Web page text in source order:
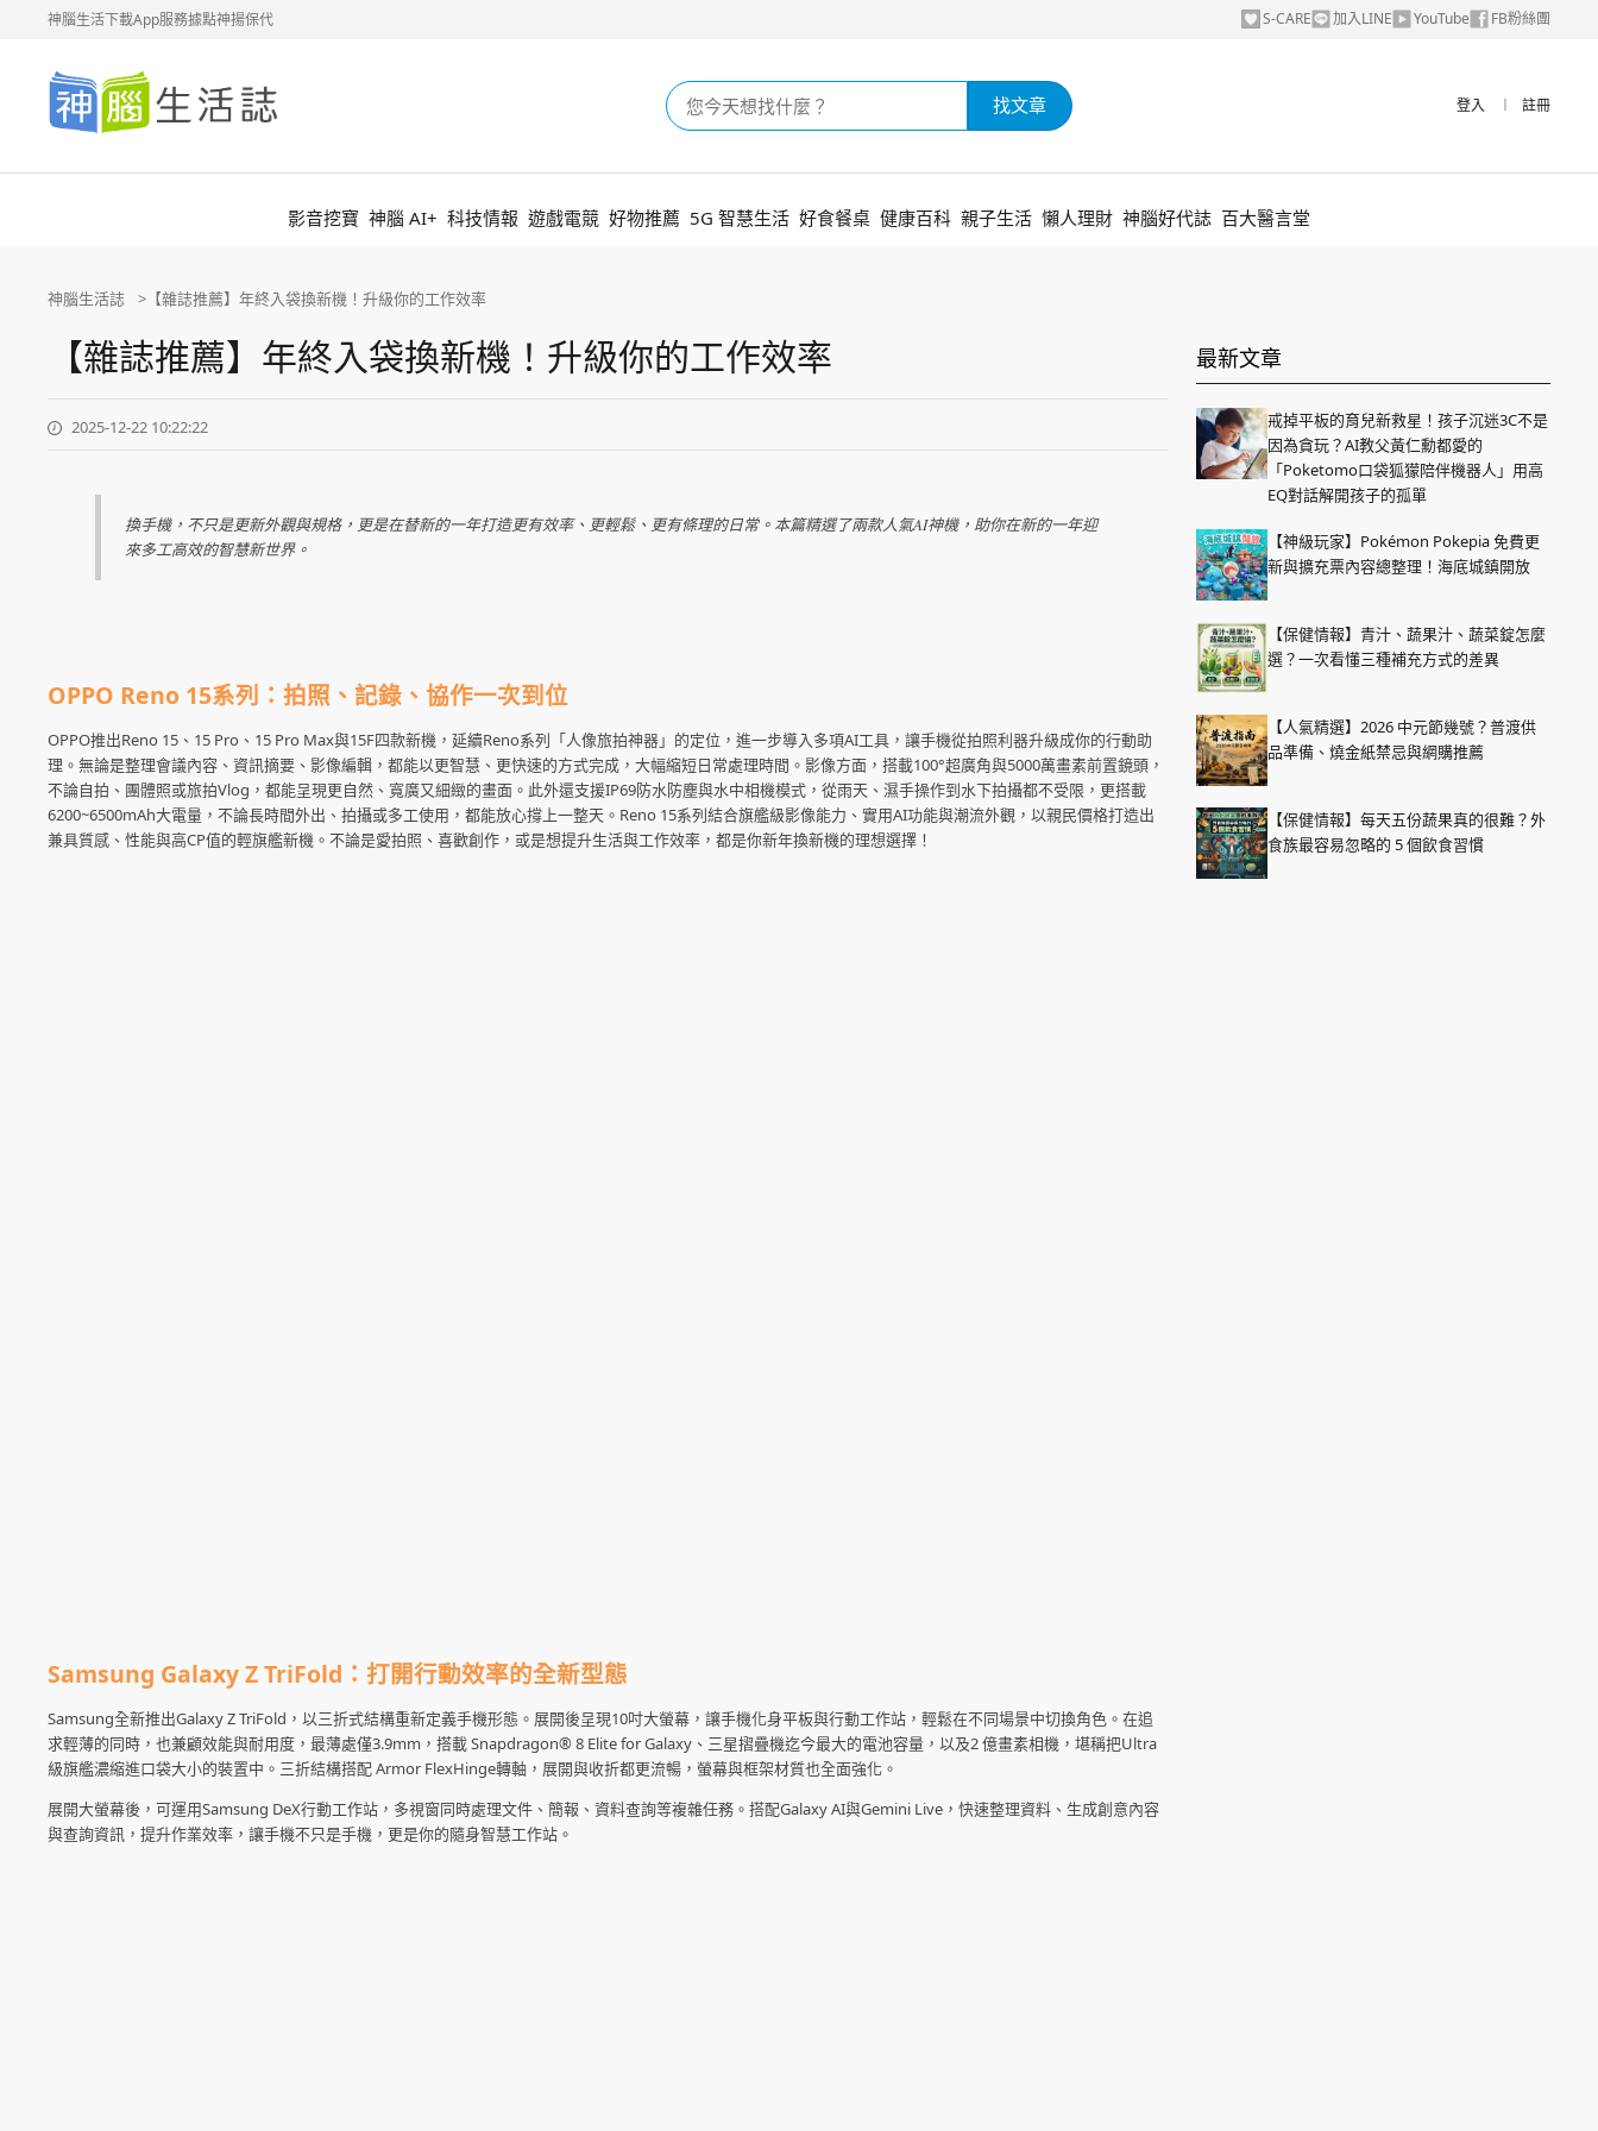
神腦生活下載App服務據點神揚保代 S-CARE 加入LINE YouTube FB粉絲團
神
腦
生
活
登入 ︱ 註冊
找文章
影音挖寶 神腦 AI+ 科技情報 遊戲電競 好物推薦 5G 智慧生活 好食餐桌 健康百科 親子生活 懶人理財 神腦好代誌 百大醫言堂
神腦生活誌 【雜誌推薦】年終入袋換新機！升級你的工作效率
【雜誌推薦】年終入袋換新機！升級你的工作效率
2025-12-22 10:22:22
換手機，不只是更新外觀與規格，更是在替新的一年打造更有效率、更輕鬆、更有條理的日常。本篇精選了兩款人氣AI神機，助你在新的一年迎
來多工高效的智慧新世界。
OPPO Reno 15系列：拍照、記錄、協作一次到位
OPPO推出Reno 15、15 Pro、15 Pro Max與15F四款新機，延續Reno系列「人像旅拍神器」的定位，進一步導入多項AI工具，讓手機從拍照利器升級成你的行動助
理。無論是整理會議內容、資訊摘要、影像編輯，都能以更智慧、更快速的方式完成，大幅縮短日常處理時間。影像方面，搭載100°超廣角與5000萬畫素前置鏡頭，
不論自拍、團體照或旅拍Vlog，都能呈現更自然、寬廣又細緻的畫面。此外還支援IP69防水防塵與水中相機模式，從雨天、濕手操作到水下拍攝都不受限，更搭載
6200~6500mAh大電量，不論長時間外出、拍攝或多工使用，都能放心撐上一整天。Reno 15系列結合旗艦級影像能力、實用AI功能與潮流外觀，以親民價格打造出
兼具質感、性能與高CP值的輕旗艦新機。不論是愛拍照、喜歡創作，或是想提升生活與工作效率，都是你新年換新機的理想選擇！
Samsung Galaxy Z TriFold ：打開行動效率的全新型態
Samsung全新推出Galaxy Z TriFold，以三折式結構重新定義手機形態。展開後呈現10吋大螢幕，讓手機化身平板與行動工作站，輕鬆在不同場景中切換角色。在追
求輕薄的同時，也兼顧效能與耐用度，最薄處僅3.9mm，搭載 Snapdragon® 8 Elite for Galaxy、三星摺疊機迄今最大的電池容量，以及2 億畫素相機，堪稱把Ultra
級旗艦濃縮進口袋大小的裝置中。三折結構搭配 Armor FlexHinge轉軸，展開與收折都更流暢，螢幕與框架材質也全面強化。
展開大螢幕後，可運用Samsung DeX行動工作站，多視窗同時處理文件、簡報、資料查詢等複雜任務。搭配Galaxy AI與Gemini Live，快速整理資料、生成創意內容
與查詢資訊，提升作業效率，讓手機不只是手機，更是你的隨身智慧工作站。
最新文章
戒掉平板的育兒新救星！孩子沉迷3C不是
因為貪玩？AI教父黃仁勳都愛的
「Poketomo口袋狐獴陪伴機器人」用高
EQ對話解開孩子的孤單
【神級玩家】Pokémon Pokepia 免費更
新與擴充票內容總整理！海底城鎮開放
【保健情報】青汁、蔬果汁、蔬菜錠怎麼
選？一次看懂三種補充方式的差異
【人氣精選】2026 中元節幾號？普渡供
品準備、燒金紙禁忌與網購推薦
【保健情報】每天五份蔬果真的很難？外
食族最容易忽略的 5 個飲食習慣